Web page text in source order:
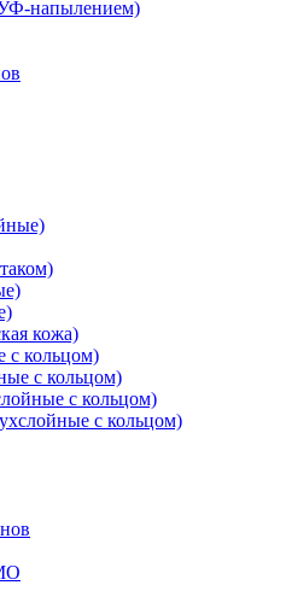
напылением)
кожа)
с кольцом)
с кольцом)
с кольцом)
с кольцом)